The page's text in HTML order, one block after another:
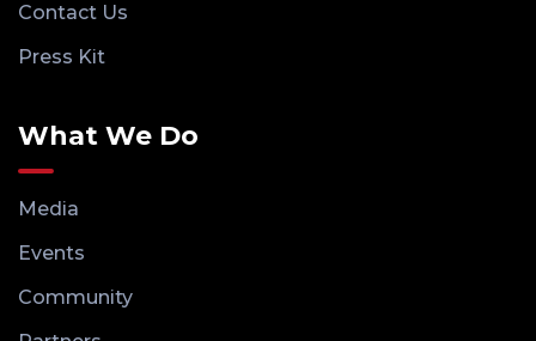
Contact Us
Press Kit
What We Do
Media
Events
Community